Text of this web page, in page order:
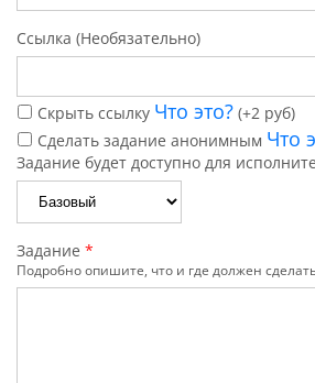
Ссылка (Необязательно)
Скрыть ссылку Что это? (+2 руб)
Сделать задание анонимным Что
Задание будет доступно для
Задание *
Подробно опишите, что и где должен